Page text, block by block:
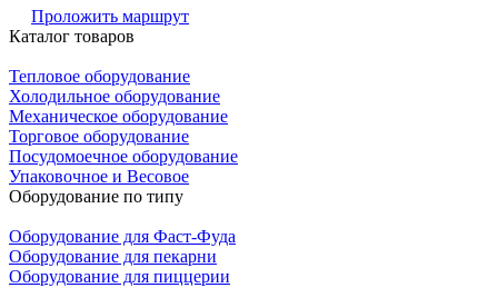
Проложить маршрут
Каталог товаров
Тепловое оборудование
Холодильное оборудование
Механическое оборудование
Торговое оборудование
Посудомоечное оборудование
Упаковочное и Весовое
Оборудование по типу
Оборудование для Фаст-Фуда
Оборудование для пекарни
Оборудование для пиццерии